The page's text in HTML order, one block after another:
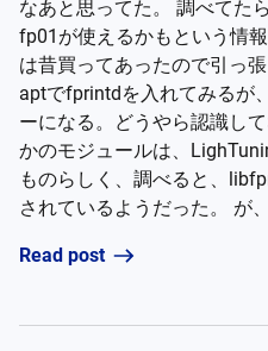
なあと思ってた。 調べてた
fp01が使えるかもという情
は昔買ってあったので引っ
aptでfprintdを入れてみるが
ーになる。どうやら認識し
かのモジュールは、
ものらしく、調べると、
されているようだった。 が
Read post